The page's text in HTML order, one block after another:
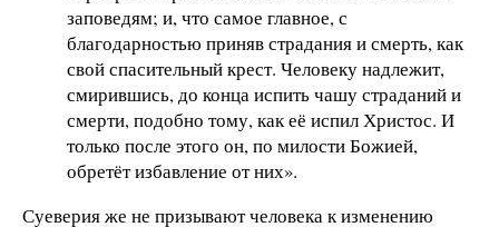
заповедям; и, что самое главное, с
благодарностью приняв страдания и смерть, как
свой спасительный крест. Человеку надлежит,
смирившись, до конца испить чашу страданий и
смерти, подобно тому, как её испил Христос. И
только после этого он, по милости Божией,
обретёт избавление от них».
Суеверия же не призывают человека к изменению